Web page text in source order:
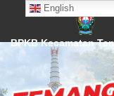
English
BPKB Kecamatan
BPKB